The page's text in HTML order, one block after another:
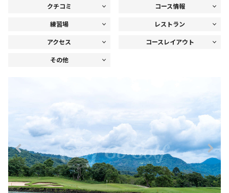
クチコミ コース情報
練習場 レストラン
アクセス コースレイアウト
その他